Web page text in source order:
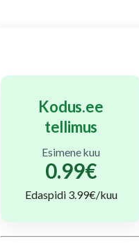
Kodus.ee
tellimus
Esimene kuu
0.99€
Edaspidi 3.99€/kuu